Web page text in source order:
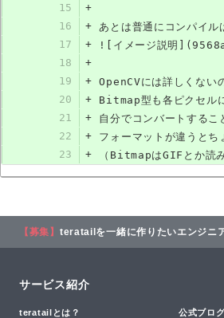
15
+
16
+
あとは普通にコンパイル
17
+
![イメージ説明
18
+
19
+
OpenCVには詳しくない
20
+
Bitmap型も各ピクセル
21
+
自分でコンバートする
22
+
フォーマットが違うと
23
+ （BitmapはGIFとか読
【募集】 teratailを一緒に作りたいエンジニ
サービス紹介
teratailとは？ 公式ブロ